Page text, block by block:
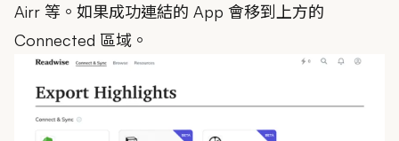
Airr 等。如果成功連結的 App 會移到上方的
Connected 區域。